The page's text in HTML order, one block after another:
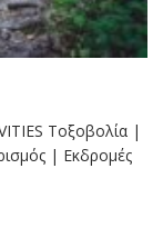
Τοξοβολία |
| Εκδρομές